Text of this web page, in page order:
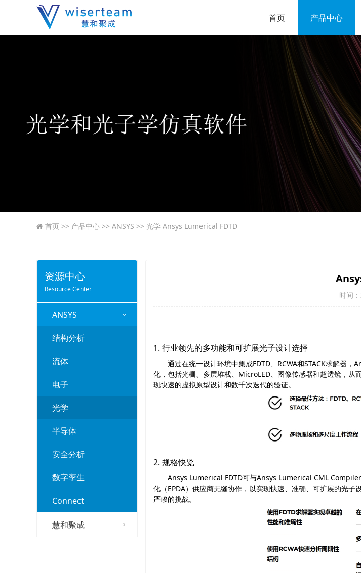
首页 产品中心
首页 >> 产品中心 >> ANSYS >> 光学 Ansys Lumerical FDTD
资源中心
Resource Center
ANSYS
结构分析
流体
电子
光学
半导体
安全分析
数字孪生
Connect
慧和聚成
时间
1. 行业领先的多功能和可扩展光子设计选择
通过在统一设计环境中集成FDTD、 RCWA和STACK求解器，
化，包括光栅、多层堆栈、 MicroLED、图像传感器和超透镜，从
现快速的虚拟原型设计和数千次迭代的验证。
2. 规格快览
Ansys Lumerical FDTD可与Ansys Lumerical CML Compiler
化（EPDA）供应商无缝协作，以实现快速、准确、可扩展的光子
严峻的挑战。